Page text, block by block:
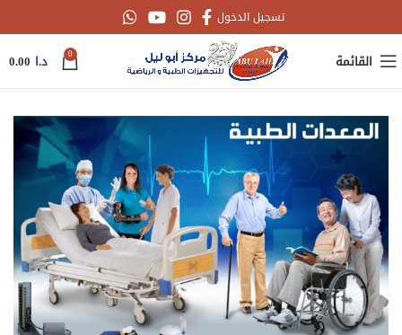
تسجيل الدخول
القائمة 0 د.ا 0.00